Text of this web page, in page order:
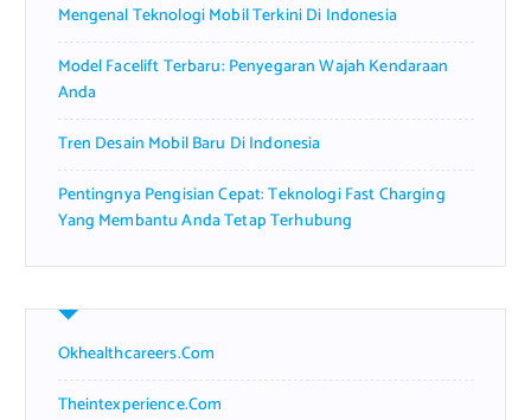
Mengenal Teknologi Mobil Terkini Di Indonesia
Model Facelift Terbaru: Penyegaran Wajah Kendaraan
Anda
Tren Desain Mobil Baru Di Indonesia
Pentingnya Pengisian Cepat: Teknologi Fast Charging
Yang Membantu Anda Tetap Terhubung
Okhealthcareers.com
Theintexperience.com